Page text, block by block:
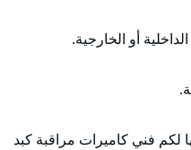
أو الخارجية.
لكم فني كاميرات مراقبة كبد